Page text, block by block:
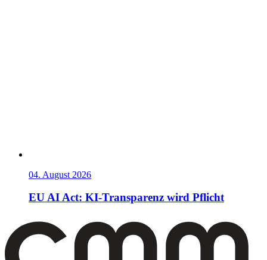
04. August 2026
EU AI Act: KI-Transparenz wird Pflicht